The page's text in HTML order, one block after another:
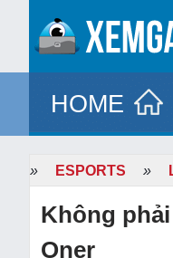
HOME
» ESPORTS »
Không
Oner